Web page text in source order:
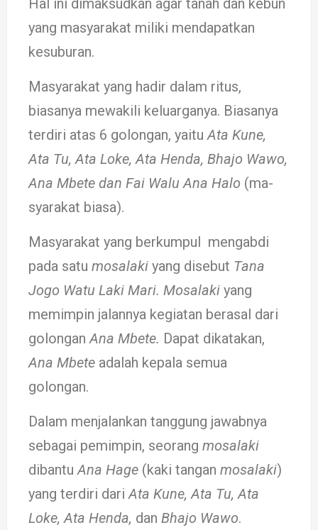
Hal ini di­maksudkan agar tanah dan kebun
yang masya­rakat miliki men­dapat­kan
kesuburan.
Ma­­­sya­­­­rakat yang ha­dir dalam ritus,
biasanya mewakili ke­­­luarganya. Biasa­­­­nya
ter­­diri atas 6 golongan, yaituAta Ku­ne,
Ata Tu, Ata Lo­ke, Ata Henda, Bhajo Wa­wo,
Ana Mbe­­te dan Fai Walu Ana Halo (ma­­
sya­­rakat biasa).
Ma­sya­­­rakat yang ber­kum­pul meng­abdi
pada satu mo­salaki yang di­sebut Tana
Jogo Watu Laki Mari. Mosa­laki yang
memimpin ja­lan­­­­­nya kegiatan ber­asal dari
golonganAna Mbe­te. Dapat di­­katakan,
Ana Mbete adalah kepala se­mua
golongan.
Dalam menjalankan tanggung ja­­wabnya
sebagai pe­mim­pin, se­orang mosa­laki
dibantuAna Hage (kaki ta­­ngan mosalaki)
yang ter­­­diri dariAta Kune, Ata Tu, Ata
Loke, Ata Hen­da, dan Bhajo Wa­wo.